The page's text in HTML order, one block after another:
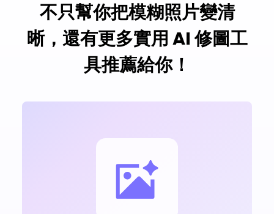
不只幫你把模糊照片變清
晰，還有更多實用 AI 修圖工
具推薦給你！